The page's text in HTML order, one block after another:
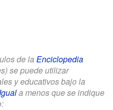
de la Enciclopedia
se puede utilizar
y educativos bajo la
a menos que se indique